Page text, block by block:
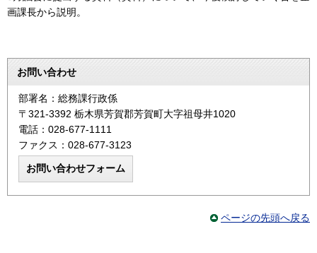
画課長から説明。
お問い合わせ
部署名：総務課行政係
〒321-3392 栃木県芳賀郡芳賀町大字祖母井1020
電話：028-677-1111
ファクス：028-677-3123
ページの先頭へ戻る